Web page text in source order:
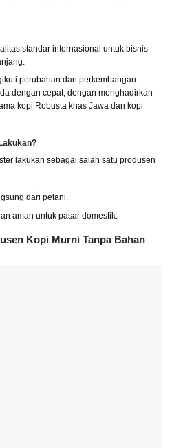
standar internasional untuk bisnis
perubahan dan perkembangan
dengan cepat, dengan menghadirkan
kopi Robusta khas Jawa dan kopi
lakukan sebagai salah satu produsen
dari petani.
aman untuk pasar domestik.
Kopi Murni Tanpa Bahan